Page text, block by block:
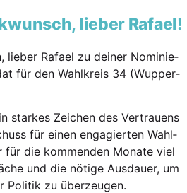
lie­ber Rafael!
lie­ber Rafa­el zu dei­ner Nomi­nie­
für den Wahl­kreis 34 (Wup­per­
star­kes Zei­chen des Ver­trau­ens
für einen enga­gier­ten Wahl­
für die kom­men­den Mona­te viel
und die nöti­ge Aus­dau­er, um
Poli­tik zu überzeugen.